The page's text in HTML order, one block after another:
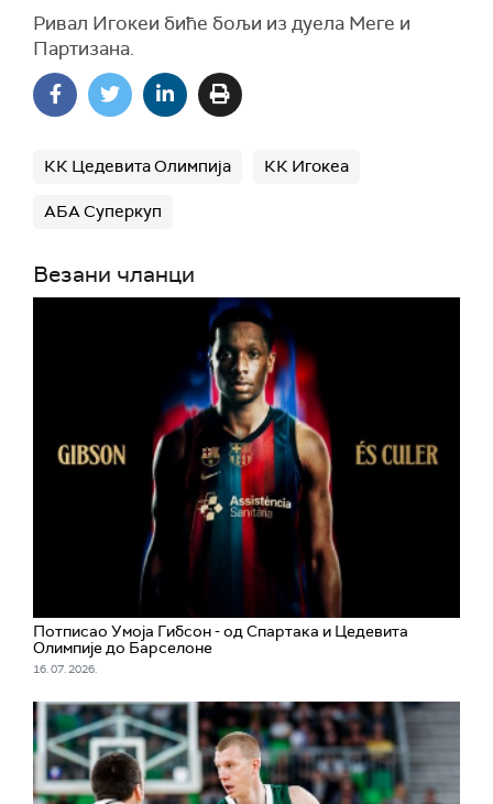
Ривал Игокеи биће бољи из дуела Меге и
Партизана.
КК Цедевита Олимпија КК Игокеа
АБА Суперкуп
Везани чланци
Потписао Умоја Гибсон - од Спартака и Цедевита
Олимпије до Барселоне
16. 07. 2026.